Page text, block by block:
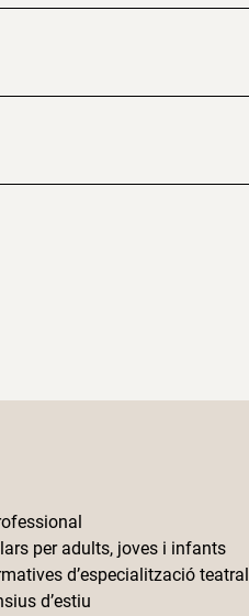
per adults, joves i infants
d’especialització teatral
d’estiu